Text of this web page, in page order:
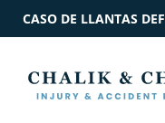
MARCAS